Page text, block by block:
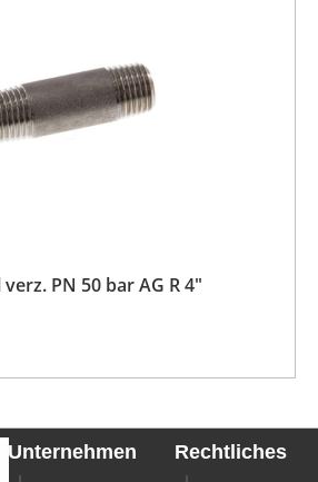
PN 50 bar AG R 4"
Unternehmen Rechtliches